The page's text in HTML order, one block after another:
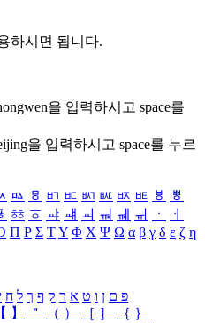
하시면 됩니다.
을 입력하시고 space를
을 입력하시고 space를 누르
ㅰ ㅱ ㅲ ㅳ ㅴ ㅵ ㅶ ㅷ ㅸ
ㅹ
ㆅ ㆆ ㆇ ㆈ ㆉ ㆊ ㆋ ㆌ ㆍ
ㆎ
Π Ρ Σ ΤΥ Φ Χ Ψ Ω α β γ δ ε ζ η
פ ם ן ו ט א ר ק ף ך ל ח
【 】 ＂ （ ） ［ ］ ｛ ｝